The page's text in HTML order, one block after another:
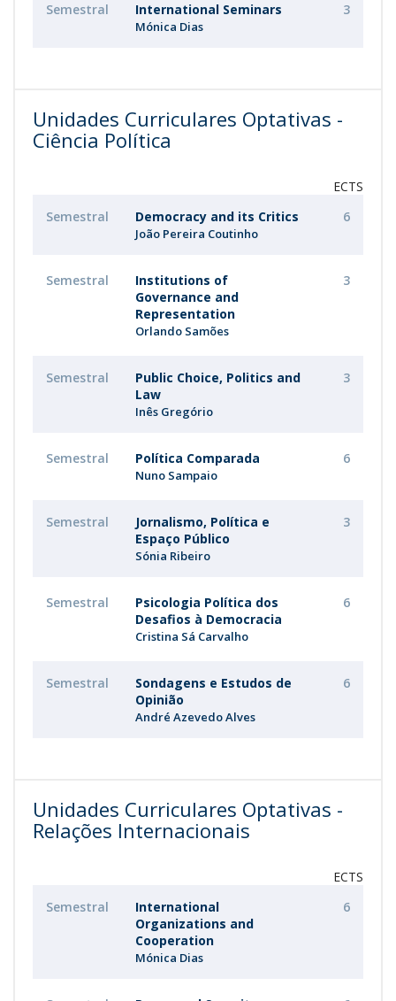
Semestral International Seminars
Mónica Dias
3
Unidades Curriculares Optativas -
Ciência Política
ECTS
Semestral
Democracy and its Critics
João Pereira Coutinho
6
Semestral
Institutions of
Governance and
Representation
Orlando Samões
3
Semestral
Public Choice, Politics and
Law
Inês Gregório
3
Semestral Política Comparada
Nuno Sampaio
6
Semestral
Jornalismo, Política e
Espaço Público
Sónia Ribeiro
3
Semestral
Psicologia Política dos
Desafios à Democracia
Cristina Sá Carvalho
6
Semestral
Sondagens e Estudos de
Opinião
André Azevedo Alves
6
Unidades Curriculares Optativas -
Relações Internacionais
ECTS
Semestral
International
Organizations and
Cooperation
Mónica Dias
6